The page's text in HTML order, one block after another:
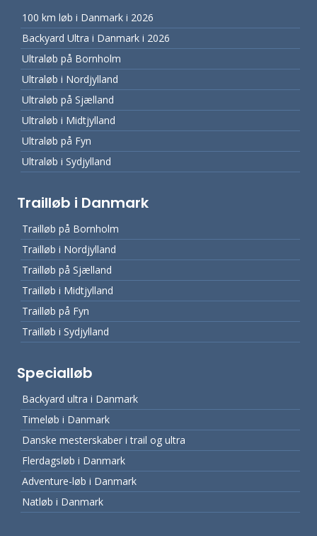
100 km løb i Danmark i 2026
Backyard Ultra i Danmark i 2026
Ultraløb på Bornholm
Ultraløb i Nordjylland
Ultraløb på Sjælland
Ultraløb i Midtjylland
Ultraløb på Fyn
Ultraløb i Sydjylland
Trailløb i Danmark
Trailløb på Bornholm
Trailløb i Nordjylland
Trailløb på Sjælland
Trailløb i Midtjylland
Trailløb på Fyn
Trailløb i Sydjylland
Specialløb
Backyard ultra i Danmark
Timeløb i Danmark
Danske mesterskaber i trail og ultra
Flerdagsløb i Danmark
Adventure-løb i Danmark
Natløb i Danmark